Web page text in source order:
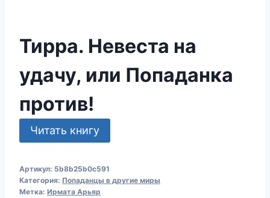
Тирра. Невеста на
удачу, или Попаданка
против!
Читать книгу
Артикул: 5b8b25b0c591
Категория: Попаданцы в другие миры
Метка: Ирмата Арьяр